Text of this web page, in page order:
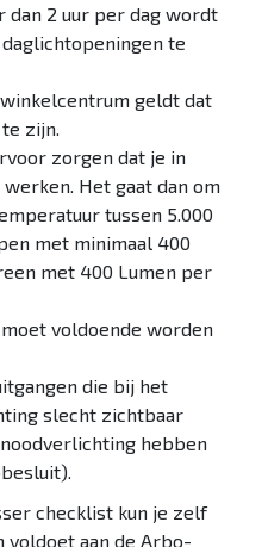
dan 2 uur per dag wordt
te
geldt dat
zijn.
zorgen dat je in
Het gaat dan om
tussen 5.000
met minimaal 400
met 400 Lumen per
voldoende worden
die bij het
slecht zichtbaar
hebben
checklist kun je zelf
aan de Arbo-